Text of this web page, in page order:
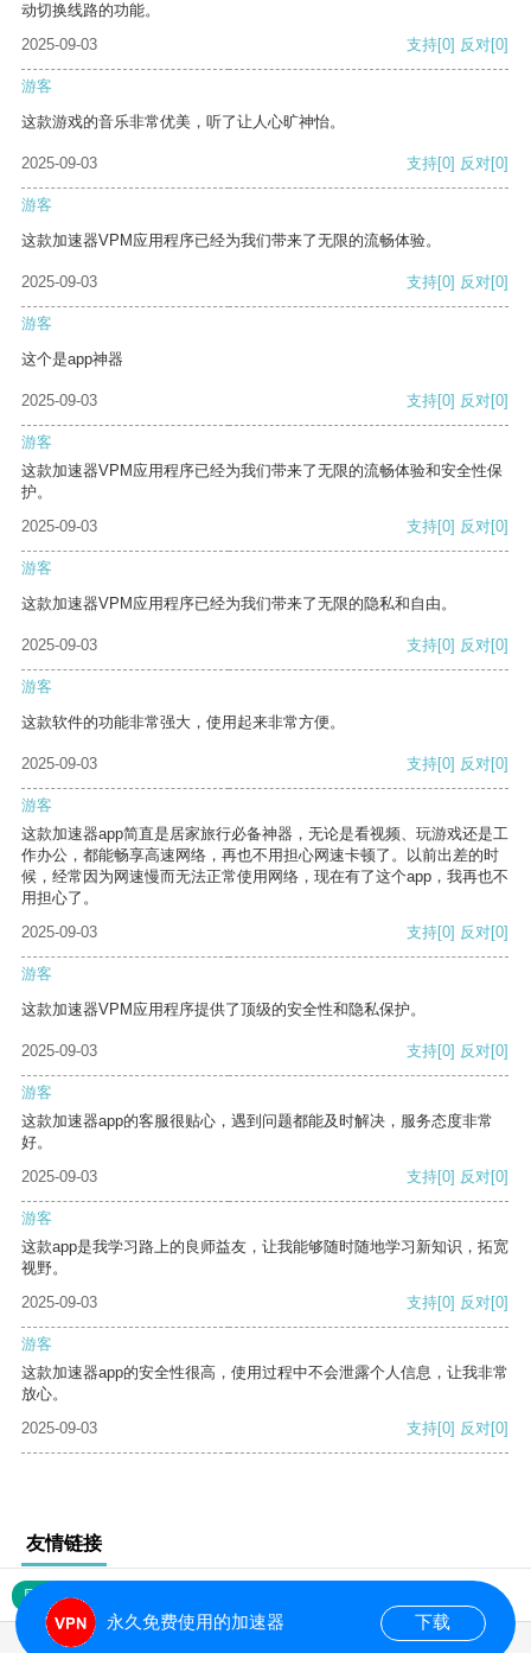
动切换线路的功能。
2025-09-03
支持[0] 反对[0]
游客
这款游戏的音乐非常优美，听了让人心旷神怡。
2025-09-03 支持[0] 反对[0]
游客
这款加速器VPM应用程序已经为我们带来了无限的流畅体验。
2025-09-03 支持[0] 反对[0]
游客
这个是app神器
2025-09-03 支持[0] 反对[0]
游客
这款加速器VPM应用程序已经为我们带来了无限的流畅体验和安全性保
护。
2025-09-03
支持[0] 反对[0]
游客
这款加速器VPM应用程序已经为我们带来了无限的隐私和自由。
2025-09-03 支持[0] 反对[0]
游客
这款软件的功能非常强大，使用起来非常方便。
2025-09-03 支持[0] 反对[0]
游客
这款加速器app简直是居家旅行必备神器，无论是看视频、玩游戏还是工
作办公，都能畅享高速网络，再也不用担心网速卡顿了。以前出差的时
候，经常因为网速慢而无法正常使用网络，现在有了这个app，我再也不
用担心了。
2025-09-03
支持[0] 反对[0]
游客
这款加速器VPM应用程序提供了顶级的安全性和隐私保护。
2025-09-03 支持[0] 反对[0]
游客
这款加速器app的客服很贴心，遇到问题都能及时解决，服务态度非常
好。
2025-09-03
支持[0] 反对[0]
游客
这款app是我学习路上的良师益友，让我能够随时随地学习新知识，拓宽
视野。
2025-09-03
支持[0] 反对[0]
游客
这款加速器app的安全性很高，使用过程中不会泄露个人信息，让我非常
放心。
2025-09-03
支持[0] 反对[0]
友情链接
网站地图
永久免费使用的加速器 下载